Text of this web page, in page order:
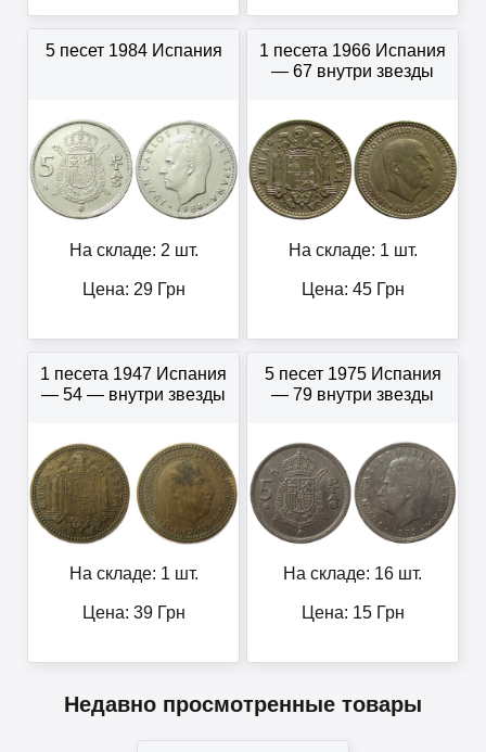
5 песет 1984 Испания
На складе: 2 шт.
Цена: 29Грн
1 песета 1966 Испания
— 67 внутри звезды
На складе: 1 шт.
Цена: 45Грн
1 песета 1947 Испания
— 54 — внутри звезды
На складе: 1 шт.
Цена: 39Грн
5 песет 1975 Испания
— 79 внутри звезды
На складе: 16 шт.
Цена: 15Грн
Недавно просмотренные товары